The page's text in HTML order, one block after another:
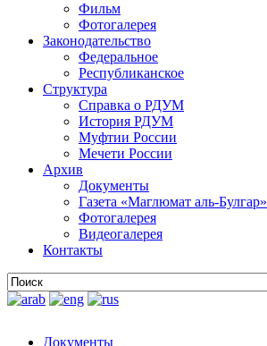
Фильм
Фотогалерея
Законодательство
Федеральное
Республиканское
Структура
Справка о РДУМ
История РДУМ
Муфтии России
Мечети России
Архив
Документы
Газета «Маглюмат аль-Булгар»
Фотогалерея
Видеогалерея
Контакты
Документы